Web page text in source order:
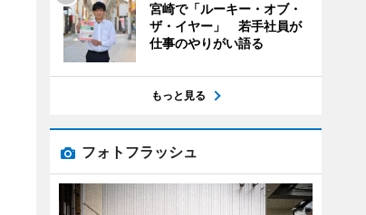
宮崎で「ルーキー・オブ・
ザ・イヤー」 若手社員が
仕事のやりがい語る
もっと見る
フォトフラッシュ